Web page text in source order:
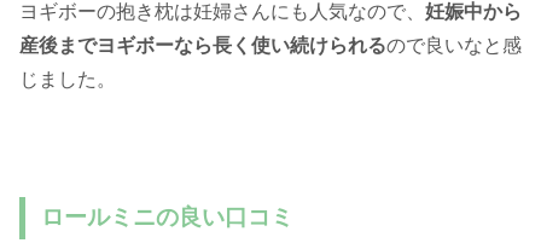
ヨギボーの抱き枕は妊婦さんにも人気なので、 妊娠中から
産後までヨギボーなら長く使い続けられるので良いなと感
じました。
ロールミニの良い口コミ